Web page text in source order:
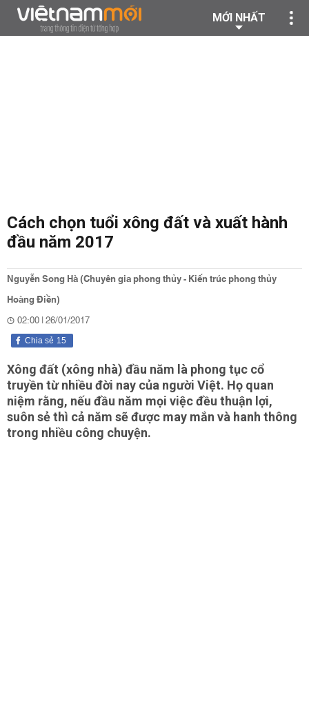
MỚI NHẤT
Cách chọn tuổi xông đất và xuất hành
đầu năm 2017
Nguyễn Song Hà (Chuyên gia phong thủy - Kiến trúc phong thủy
Hoàng Điền)
02:00 | 26/01/2017
15
Chia sẻ
Xông đất (xông nhà) đầu năm là phong tục cổ
truyền từ nhiều đời nay của người Việt. Họ quan
niệm rằng, nếu đầu năm mọi việc đều thuận lợi,
suôn sẻ thì cả năm sẽ được may mắn và hanh thông
trong nhiều công chuyện.